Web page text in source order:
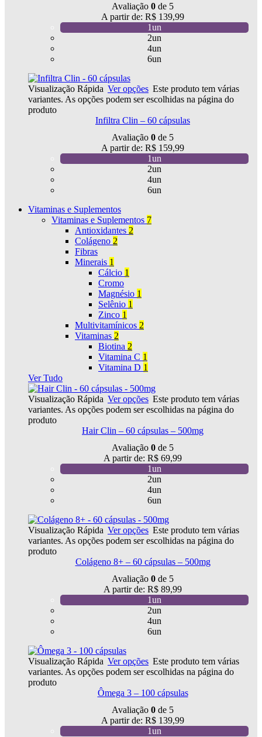
Avaliação 0 de 5
A partir de: R$ 139,99
1un
2un
4un
6un
Visualização Rápida Ver opções Este produto tem várias
variantes. As opções podem ser escolhidas na página do
produto
Infiltra Clin – 60 cápsulas
Avaliação 0 de 5
A partir de: R$ 159,99
1un
2un
4un
6un
Vitaminas e Suplementos
Vitaminas e Suplementos 7
Antioxidantes 2
Colágeno 2
Fibras
Minerais 1
Cálcio 1
Cromo
Magnésio 1
Selênio 1
Zinco 1
Multivitamínicos 2
Vitaminas 2
Biotina 2
Vitamina C 1
Vitamina D 1
Ver Tudo
Visualização Rápida Ver opções Este produto tem várias
variantes. As opções podem ser escolhidas na página do
produto
Hair Clin – 60 cápsulas – 500mg
Avaliação 0 de 5
A partir de: R$ 69,99
1un
2un
4un
6un
Visualização Rápida Ver opções Este produto tem várias
variantes. As opções podem ser escolhidas na página do
produto
Colágeno 8+ – 60 cápsulas – 500mg
Avaliação 0 de 5
A partir de: R$ 89,99
1un
2un
4un
6un
Visualização Rápida Ver opções Este produto tem várias
variantes. As opções podem ser escolhidas na página do
produto
Ômega 3 – 100 cápsulas
Avaliação 0 de 5
A partir de: R$ 139,99
1un